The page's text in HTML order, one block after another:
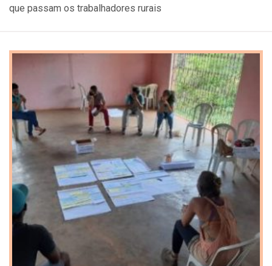
que passam os trabalhadores rurais